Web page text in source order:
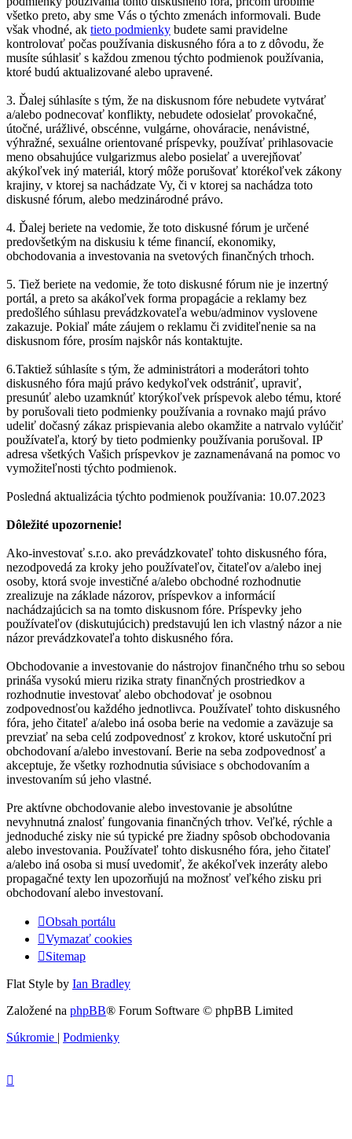
všetko preto, aby sme Vás o týchto zmenách informovali. Bude
však vhodné, ak tieto podmienky budete sami pravidelne
kontrolovať počas používania diskusného fóra a to z dôvodu, že
musíte súhlasiť s každou zmenou týchto podmienok používania,
ktoré budú aktualizované alebo upravené.
3. Ďalej súhlasíte s tým, že na diskusnom fóre nebudete vytvárať
a/alebo podnecovať konflikty, nebudete odosielať provokačné,
útočné, urážlivé, obscénne, vulgárne, ohováracie, nenávistné,
výhražné, sexuálne orientované príspevky, používať prihlasovacie
meno obsahujúce vulgarizmus alebo posielať a uverejňovať
akýkoľvek iný materiál, ktorý môže porušovať ktorékoľvek zákony
krajiny, v ktorej sa nachádzate Vy, či v ktorej sa nachádza toto
diskusné fórum, alebo medzinárodné právo.
4. Ďalej beriete na vedomie, že toto diskusné fórum je určené
predovšetkým na diskusiu k téme financií, ekonomiky,
obchodovania a investovania na svetových finančných trhoch.
5. Tiež beriete na vedomie, že toto diskusné fórum nie je inzertný
portál, a preto sa akákoľvek forma propagácie a reklamy bez
predošlého súhlasu prevádzkovateľa webu/adminov vyslovene
zakazuje. Pokiaľ máte záujem o reklamu či zviditeľnenie sa na
diskusnom fóre, prosím najskôr nás kontaktujte.
6.Taktiež súhlasíte s tým, že administrátori a moderátori tohto
diskusného fóra majú právo kedykoľvek odstrániť, upraviť,
presunúť alebo uzamknúť ktorýkoľvek príspevok alebo tému, ktoré
by porušovali tieto podmienky používania a rovnako majú právo
udeliť dočasný zákaz prispievania alebo okamžite a natrvalo vylúčiť
používateľa, ktorý by tieto podmienky používania porušoval. IP
adresa všetkých Vašich príspevkov je zaznamenávaná na pomoc vo
vymožiteľnosti týchto podmienok.
Posledná aktualizácia týchto podmienok používania: 10.07.2023
Dôležité upozornenie!
Ako-investovať s.r.o. ako prevádzkovateľ tohto diskusného fóra,
nezodpovedá za kroky jeho používateľov, čitateľov a/alebo inej
osoby, ktorá svoje investičné a/alebo obchodné rozhodnutie
zrealizuje na základe názorov, príspevkov a informácií
nachádzajúcich sa na tomto diskusnom fóre. Príspevky jeho
používateľov (diskutujúcich) predstavujú len ich vlastný názor a nie
názor prevádzkovateľa tohto diskusného fóra.
Obchodovanie a investovanie do nástrojov finančného trhu so sebou
prináša vysokú mieru rizika straty finančných prostriedkov a
rozhodnutie investovať alebo obchodovať je osobnou
zodpovednosťou každého jednotlivca. Používateľ tohto diskusného
fóra, jeho čitateľ a/alebo iná osoba berie na vedomie a zaväzuje sa
prevziať na seba celú zodpovednosť z krokov, ktoré uskutoční pri
obchodovaní a/alebo investovaní. Berie na seba zodpovednosť a
akceptuje, že všetky rozhodnutia súvisiace s obchodovaním a
investovaním sú jeho vlastné.
Pre aktívne obchodovanie alebo investovanie je absolútne
nevyhnutná znalosť fungovania finančných trhov. Veľké, rýchle a
jednoduché zisky nie sú typické pre žiadny spôsob obchodovania
alebo investovania. Používateľ tohto diskusného fóra, jeho čitateľ
a/alebo iná osoba si musí uvedomiť, že akékoľvek inzeráty alebo
propagačné texty len upozorňujú na možnosť veľkého zisku pri
obchodovaní alebo investovaní.
Obsah portálu
Vymazať cookies
Sitemap
Flat Style by Ian Bradley
Založené na phpBB® Forum Software © phpBB Limited
Súkromie | Podmienky